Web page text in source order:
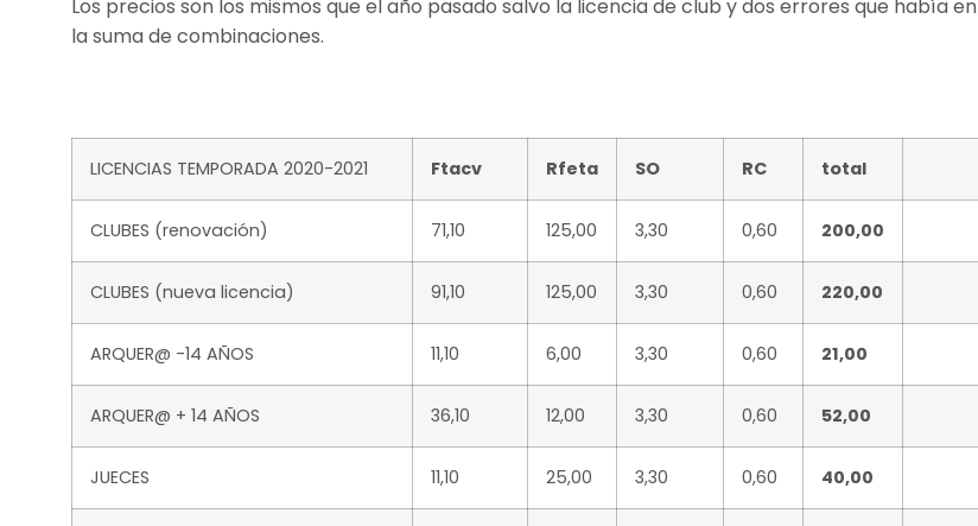
Los precios son los mismos que el año pasado salvo la licencia de club y dos errores que había en
la suma de combinaciones.
LICENCIAS TEMPORADA 2020-2021 Ftacv Rfeta SO RC total
CLUBES (renovación) 71,10 125,00 3,30 0,60 200,00
CLUBES (nueva licencia) 91,10 125,00 3,30 0,60 220,00
ARQUER@ -14 AÑOS 11,10 6,00 3,30 0,60 21,00
ARQUER@ + 14 AÑOS 36,10 12,00 3,30 0,60 52,00
JUECES 11,10 25,00 3,30 0,60 40,00